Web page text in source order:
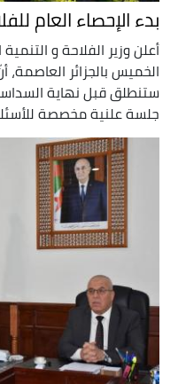
بدء الإحصاء العام
أعلن وزير الفلاحة و
الخميس بالجزائر العاصمة،
ستنطلق قبل نهاية
جلسة علنية مخصصة للأسئلة